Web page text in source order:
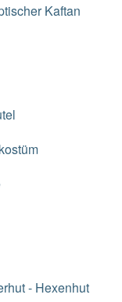
Kaftan
- Hexenhut